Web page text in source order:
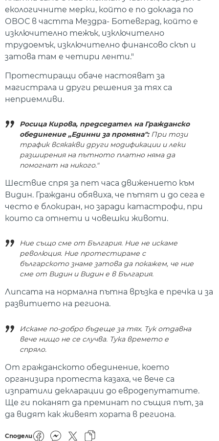
екологичните мерки, който е по доклада по
ОВОС в частта Мездра- Ботевград, който е
изключително тежък, изключително
трудоемък, изключително финансово скъп и
затова там е четири ленти."
Протестиращи обаче настояват за
магистрала и други решения за тях са
неприемливи.
Росица Кирова, председател на Гражданско
обединение „Единни за промяна": При този
трафик всякакви други модификации и леки
разширения на пътното платно няма да
помогнат на никого."
Шествие спря за пет часа движението към
Видин. Граждани обявиха, че пътят и до сега е
често е блокиран, но заради катастрофи, при
които са отнети и човешки животи.
Ние също сме от България. Ние не искаме
революция. Ние протестираме с
българското знаме затова да покажем, че ние
сме от Видин и Видин е в България.
Липсата на нормална пътна връзка е пречка и за
развитието на региона.
Искаме по-добро бъдеще за тях. Тук отдавна
вече нищо не се случва. Тука времето е
спряло.
От гражданското обединение, което
организира протеста казаха, че вече са
изпратили декларации до евродепутатите.
Ще ги поканят да преминат по същия път, за
да видят как живеят хората в региона.
Сподели